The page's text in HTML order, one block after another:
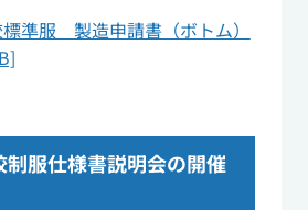
準服 製造申請書（ボトム）
制服仕様書説明会の開催